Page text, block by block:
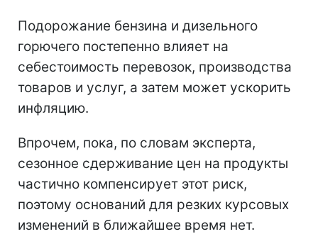
Подорожание бензина и дизельного
горючего постепенно влияет на
себестоимость перевозок, производства
товаров и услуг, а затем может ускорить
инфляцию.
Впрочем, пока, по словам эксперта,
сезонное сдерживание цен на продукты
частично компенсирует этот риск,
поэтому оснований для резких курсовых
изменений в ближайшее время нет.